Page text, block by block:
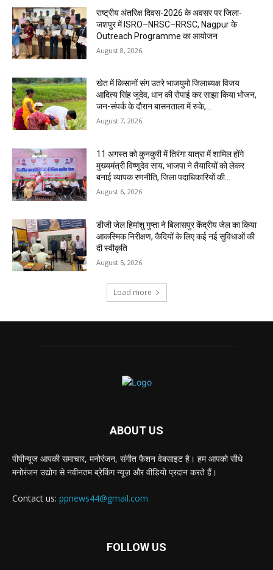
राष्ट्रीय अंतरिक्ष दिवस-2026 के अवसर पर जिला-
जशपुर में ISRO–NRSC–RRSC, Nagpur के
Outreach Programme का आयोजन
August 8, 2026
खेत में किसानों संग उतरे भाजयुमो जिलाध्यक्ष विजय
आदित्य सिंह जूदेव, धान की रोपाई कर साझा किया भोजन,
जन-संपर्क के दौरान बासनताला में रुके,...
August 7, 2026
11 अगस्त को कुनकुरी में तिरंगा यात्रा में शामिल होंगे
मुख्यमंत्री विष्णुदेव साय, भाजपा ने तैयारियों को लेकर
बनाई व्यापक रणनीति, जिला पदाधिकारियों की...
August 6, 2026
डीजी जेल हिमांशु गुप्ता ने बिलासपुर केंद्रीय जेल का किया
आकस्मिक निरीक्षण, कैदियों के लिए कई नई सुविधाओं की
दी स्वीकृति
August 5, 2026
Load more
ABOUT US
पीपीन्यूज आपकी समाचार, मनोरंजन, संगीत फैशन वेबसाइट है। हम आपको सीधे
मनोरंजन उद्योग से नवीनतम ब्रेकिंग न्यूज़ और वीडियो प्रदान करते हैं।
Contact us: ppnews44@gmail.com
FOLLOW US